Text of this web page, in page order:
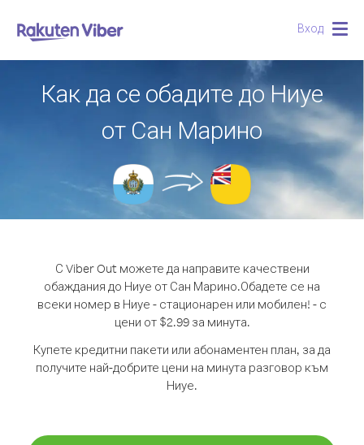
Вход
Как да се обадите до Ниуе
от Сан Марино
С Viber Out можете да направите качествени
обаждания до Ниуе от Сан Марино.Обадете се на
всеки номер в Ниуе - стационарен или мобилен! - с
цени от $2.99 за минута.
Купете кредитни пакети или абонаментен план, за да
получите най-добрите цени на минута разговор към
Ниуе.